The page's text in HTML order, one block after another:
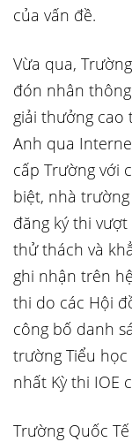
của vấn đề.
Vừa qua,
đón nhân
giải thưởng cao
Anh qua
cấp Trường với
biệt, nhà
đăng ký thi
thử thách và
ghi nhận trên
thi do các Hội
công bố danh
trường Tiểu
nhất Kỳ thi IOE
Trường Quốc